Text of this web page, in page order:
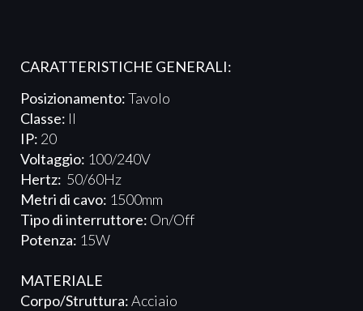
CARATTERISTICHE GENERALI:
Posizionamento:Tavolo
Classe: II
IP: 20
Voltaggio: 100/240V
Hertz: 50/60Hz
Metri di cavo: 1500mm
Tipo di interruttore: On/Off
Potenza: 15W
MATERIALE
Corpo/Struttura:Acciaio